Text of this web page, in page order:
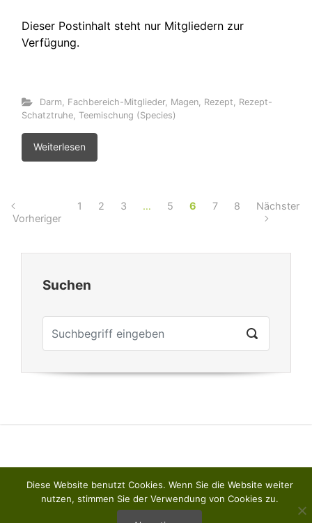
Dieser Postinhalt steht nur Mitgliedern zur
Verfügung.
Darm Fachbereich-Mitglieder, Magen, Rezept
Rezept-
Schatztruhe Teemischung (Species)
Weiterlesen
Vorheriger
1 2 3 … 5 6 7 8 Nächster
Suchen
Diese Website benutzt Cookies. Wenn Sie die Website weiter
nutzen, stimmen Sie der Verwendung von Cookies zu.